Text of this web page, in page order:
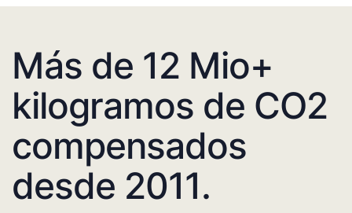
Más de 12 Mio+
kilogramos de CO2
compensados
desde 2011.